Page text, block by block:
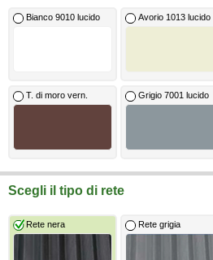
Bianco 9010 lucido Avorio 1013 lucido
T. di moro vern. Grigio 7001 lucido
Scegli il tipo di rete
Rete nera Rete grigia